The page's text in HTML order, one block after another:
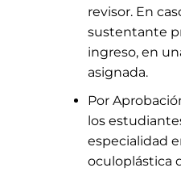
revisor. En
sustentante
ingreso, en
asignada.
Por
los
especialidad
oculoplástica